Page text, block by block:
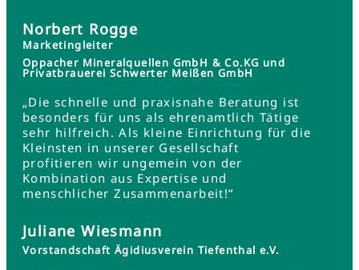
Norbert Rogge
Marketingleiter
Oppacher Mineralquellen GmbH & Co.KG und
Privatbrauerei Schwerter Meißen GmbH
„Die schnelle und praxisnahe Beratung ist
besonders für uns als ehrenamtlich Tätige
sehr hilfreich. Als kleine Einrichtung für die
Kleinsten in unserer Gesellschaft
profitieren wir ungemein von der
Kombination aus Expertise und
menschlicher Zusammenarbeit!“
Juliane Wiesmann
Vorstandschaft Ägidiusverein Tiefenthal e.V.